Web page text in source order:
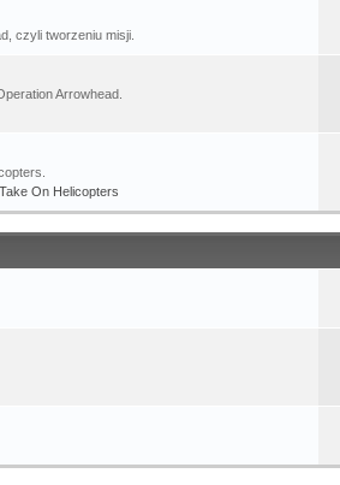
czyli tworzeniu misji.
Arrowhead.
Take On Helicopters